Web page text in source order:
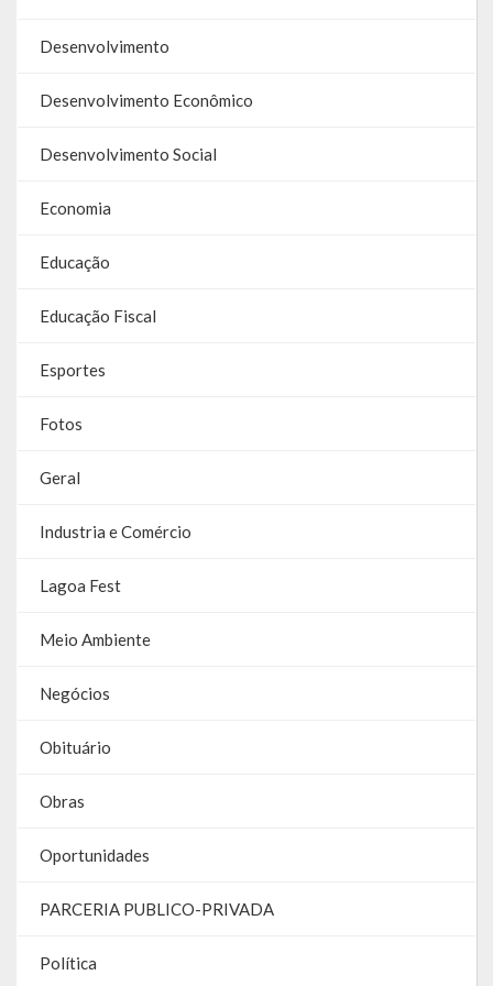
Covid 19
Publicações Oficiais
SIAFIC
Contas
Prestação de Contas
Demonstrativos Contábeis
Legislativo
Desenvolvimento
Desenvolvimento Econômico
Desenvolvimento Social
Economia
Educação
Educação Fiscal
Esportes
Fotos
Geral
Industria e Comércio
Lagoa Fest
Meio Ambiente
Negócios
Obituário
Obras
Oportunidades
PARCERIA PUBLICO-PRIVADA
Política